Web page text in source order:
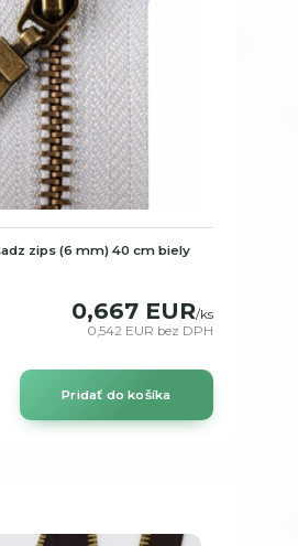
zips (6 mm) 40 cm biely
0,667 EUR/ks
0,542 EUR bez DPH
Pridať do košíka